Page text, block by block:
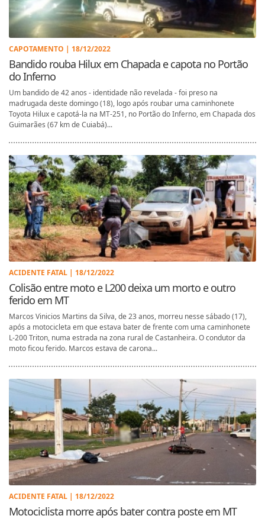
CAPOTAMENTO | 18/12/2022
Bandido rouba Hilux em Chapada e capota no Portão
do Inferno
Um bandido de 42 anos - identidade não revelada - foi preso na
madrugada deste domingo (18), logo após roubar uma caminhonete
Toyota Hilux e capotá-la na MT-251, no Portão do Inferno, em Chapada dos
Guimarães (67 km de Cuiabá)...
ACIDENTE FATAL | 18/12/2022
Colisão entre moto e L200 deixa um morto e outro
ferido em MT
Marcos Vinicios Martins da Silva, de 23 anos, morreu nesse sábado (17),
após a motocicleta em que estava bater de frente com uma caminhonete
L-200 Triton, numa estrada na zona rural de Castanheira. O condutor da
moto ficou ferido. Marcos estava de carona...
ACIDENTE FATAL | 18/12/2022
Motociclista morre após bater contra poste em MT